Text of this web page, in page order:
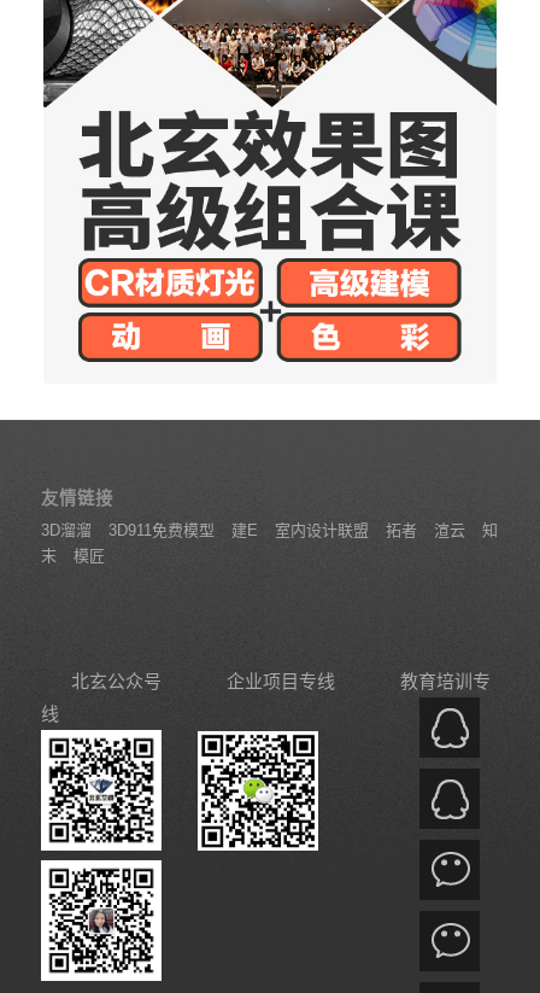
友情链接
3D溜溜 3D911免费模型 建E 室内设计联盟 拓者 渲云
知
末
模匠
北玄公众号 企业项目专线
教育培训专
线